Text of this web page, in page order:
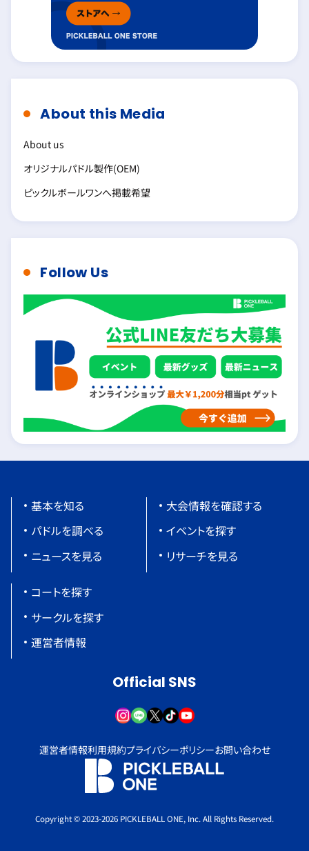
About this Media
About us
オリジナルパドル製作(OEM)
ピックルボールワンへ掲載希望
Follow Us
基本を知る
パドルを調べる
ニュースを見る
大会情報を確認する
イベントを探す
リサーチを見る
コートを探す
サークルを探す
運営者情報
Official SNS
運営者情報利用規約プライバシーポリシーお問い合わせ
Copyright © 2023-2026 PICKLEBALL ONE, Inc. All Rights Reserved.